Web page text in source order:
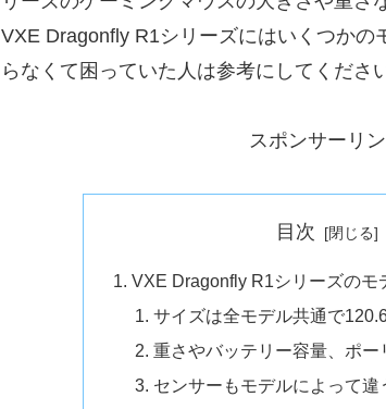
VXE Dragonfly R1シリーズにはいくつかの
らなくて困っていた人は参考にしてくださ
スポンサーリ
目次
VXE Dragonfly R1シリーズのモ
サイズは全モデル共通で
重さやバッテリー容量、ポー
センサーもモデルによって違